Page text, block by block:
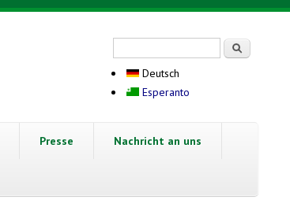
Deutsch
Esperanto
Presse Nachricht an uns